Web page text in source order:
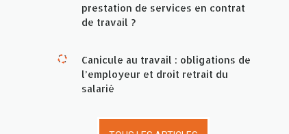
prestation de services en contrat
de travail ?
Canicule au travail : obligations de
l’employeur et droit retrait du
salarié